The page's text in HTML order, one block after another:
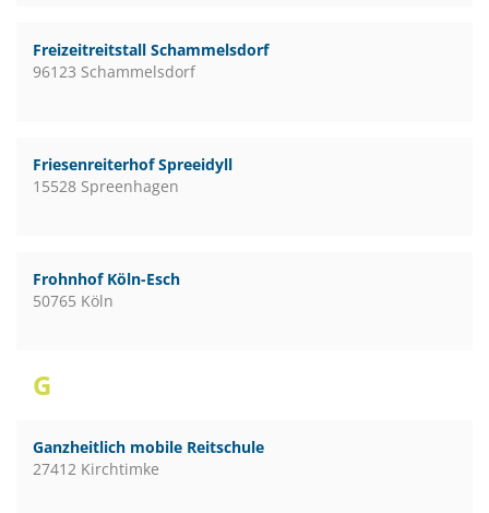
Freizeitreitstall Schammelsdorf
96123 Schammelsdorf
Friesenreiterhof Spreeidyll
15528 Spreenhagen
Frohnhof Köln-Esch
50765 Köln
G
Ganzheitlich mobile Reitschule
27412 Kirchtimke